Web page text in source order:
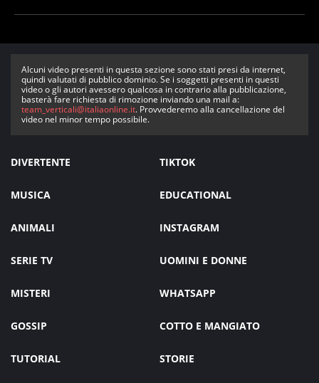
Alcuni video presenti in questa sezione sono stati presi da internet,
quindi valutati di pubblico dominio. Se i soggetti presenti in questi
video o gli autori avessero qualcosa in contrario alla pubblicazione,
basterà fare richiesta di rimozione inviando una mail a:
team_verticali@italiaonline.it. Provvederemo alla cancellazione del
video nel minor tempo possibile.
DIVERTENTE TIKTOK
MUSICA EDUCATIONAL
ANIMALI INSTAGRAM
SERIE TV UOMINI E DONNE
MISTERI WHATSAPP
GOSSIP COTTO E MANGIATO
TUTORIAL STORIE